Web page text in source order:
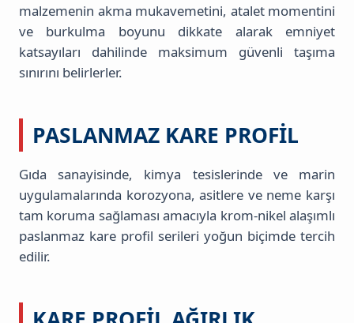
malzemenin akma mukavemetini, atalet momentini
ve burkulma boyunu dikkate alarak emniyet
katsayıları dahilinde maksimum güvenli taşıma
sınırını belirlerler.
PASLANMAZ KARE PROFIL
Gıda sanayisinde, kimya tesislerinde ve marin
uygulamalarında korozyona, asitlere ve neme karşı
tam koruma sağlaması amacıyla krom-nikel alaşımlı
paslanmaz kare profil serileri yoğun biçimde tercih
edilir.